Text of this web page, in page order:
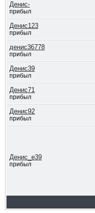
Денис-
прибыл
Денис123
прибыл
денис36778
прибыл
Денис39
прибыл
Денис71
прибыл
Денис92
прибыл
Денис_е39
прибыл